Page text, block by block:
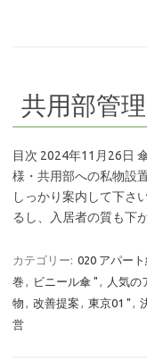
共用部管
目次 2024年11月26日
様・共用部への私物設
しっかり案内して下さ
るし、入居者の質も下
カテゴリー: 020 アパー
巻 , ビニール傘 " , 人気の
物 , 改善提案 , 東京01 " ,
営